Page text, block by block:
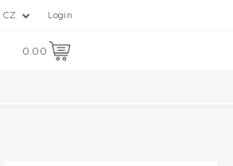
Login
CZ
0.00